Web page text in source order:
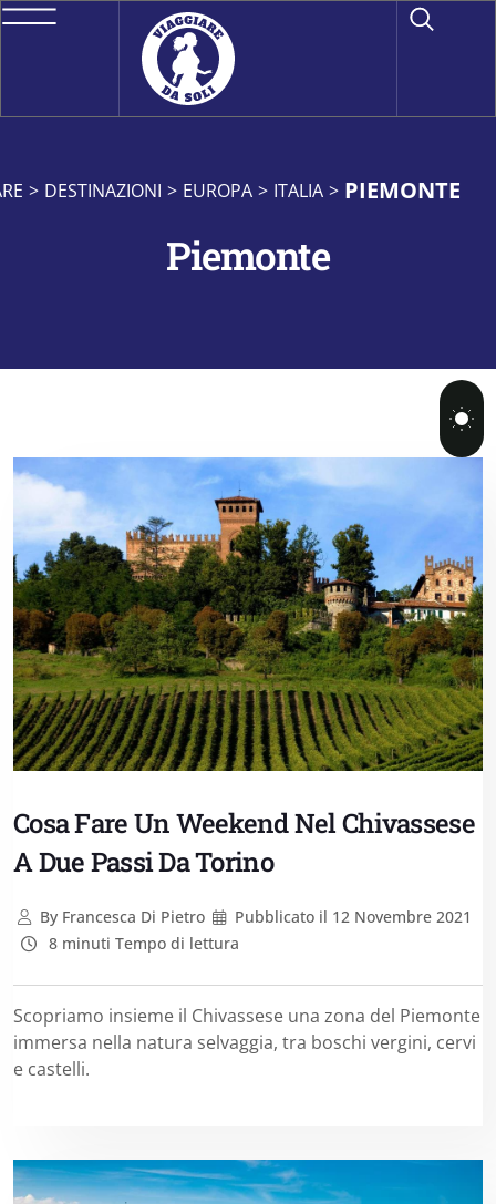
> DESTINAZIONI > EUROPA > ITALIA > PIEMONTE
Piemonte
Cosa Fare Un Weekend Nel Chivassese
A Due Passi Da Torino
ByFrancesca Di Pietro Pubblicato il 12 Novembre 2021
8 minuti Tempo di lettura
Scopriamo insieme il Chivassese una zona del Piemonte
immersa nella natura selvaggia, tra boschi vergini, cervi
e castelli.